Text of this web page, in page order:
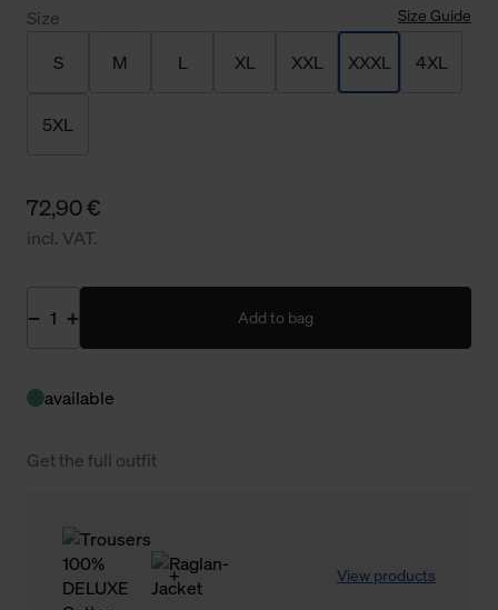
Size Size Guide
S M L XL XXL XXXL 4XL
5XL
72,90 €
incl. VAT.
Add to bag
available
Get the full outfit
View products